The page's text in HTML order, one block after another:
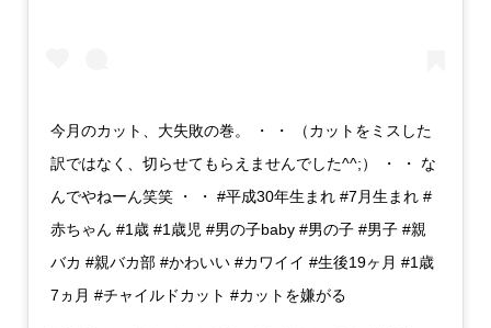
今月のカット、大失敗の巻。 ・ ・ （カットをミスした
訳ではなく、切らせてもらえませんでした^^;） ・ ・ な
んでやねーん笑笑 ・ ・ #平成30年生まれ #7月生まれ #
赤ちゃん #1歳 #1歳児 #男の子baby #男の子 #男子 #親
バカ #親バカ部 #かわいい #カワイイ #生後19ヶ月 #1歳
7ヵ月 #チャイルドカット #カットを嫌がる